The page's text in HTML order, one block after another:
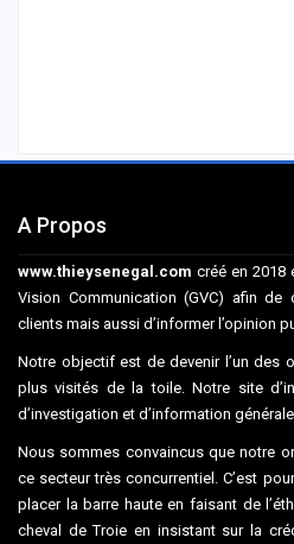
A Propos
www.thieysenegal.com créé en 2018
Vision Communication (GVC) afin
clients mais aussi d’informer l’opinion
Notre objectif est de devenir l’un des
plus visités de la toile. Notre site
d’investigation et d’information générale.
Nous sommes convaincus que notre
ce secteur très concurrentiel. C’est
placer la barre haute en faisant de
cheval de Troie en insistant sur la